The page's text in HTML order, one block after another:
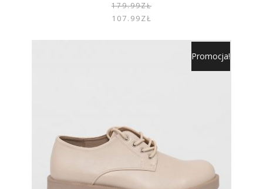
179.99ZŁ
107.99ZŁ
Promocja!